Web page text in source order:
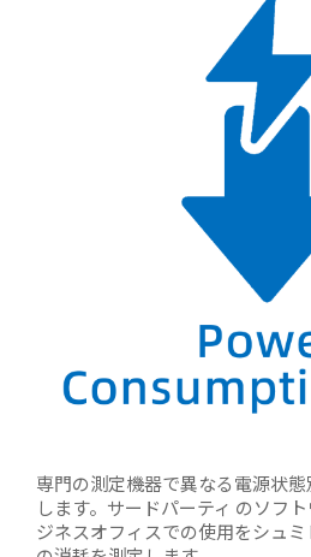
専門の測定機器で異なる電源状
します。サードパーティ のソフ
ジネスオフィスでの使用をシュ